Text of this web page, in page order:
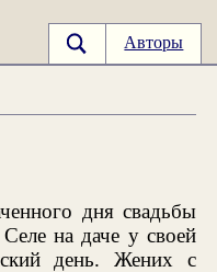
Авторы
дня свадьбы
на даче у своей
день. Жених с